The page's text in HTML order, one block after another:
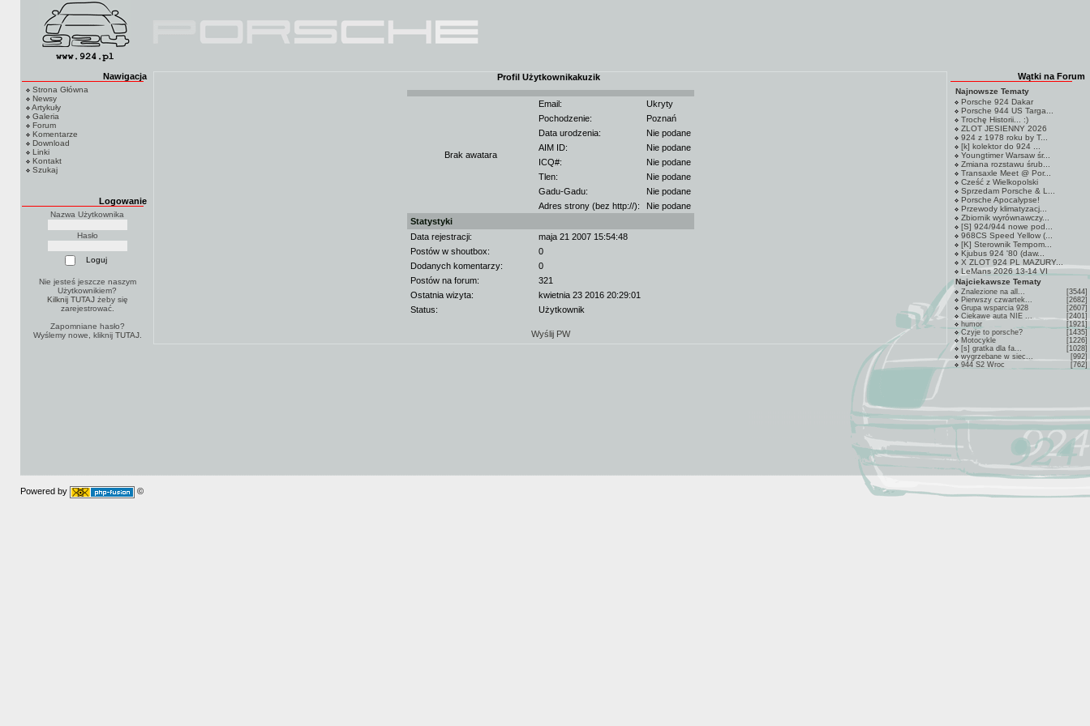
Nawigacja
Strona Główna
Newsy
Artykuły
Galeria
Forum
Komentarze
Download
Linki
Kontakt
Szukaj
Logowanie
Nazwa Użytkownika
Hasło
Nie jesteś jeszcze naszym
Użytkownikiem?
Kilknij TUTAJżeby się
zarejestrować.
Zapomniane hasło?
Wyślemy nowe, kliknij TUTAJ.
Profil Użytkownikakuzik
Brak awatara
Email:
Ukryty
Pochodzenie:
Poznań
Data urodzenia:
Nie podane
AIM ID:
Nie podane
ICQ#:
Nie podane
Tlen:
Nie podane
Gadu-Gadu:
Nie podane
Adres strony (bez http://):
Nie podane
Statystyki
Data rejestracji:
maja 21 2007 15:54:48
Postów w shoutbox:
0
Dodanych komentarzy:
0
Postów na forum:
321
Ostatnia wizyta:
kwietnia 23 2016 20:29:01
Status:
Użytkownik
Wyślij PW
Wątki na Forum
Najnowsze Tematy
Porsche 924 Dakar
Porsche 944 US Targa...
Trochę Historii... :)
ZLOT JESIENNY 2026
924 z 1978 roku by T...
[k] kolektor do 924 ...
Youngtimer Warsaw śr...
Zmiana rozstawu śrub...
Transaxle Meet @ Por...
Cześć z Wielkopolski
Sprzedam Porsche & L...
Porsche Apocalypse!
Przewody klimatyzacj...
Zbiornik wyrównawczy...
[S] 924/944 nowe pod...
968CS Speed Yellow (...
[K] Sterownik Tempom...
Kjubus 924 '80 (daw...
X ZLOT 924 PL MAZURY...
LeMans 2026 13-14 VI
Najciekawsze Tematy
Znalezione na all...
[3544]
Pierwszy czwartek...
[2682]
Grupa wsparcia 928
[2607]
Ciekawe auta NIE ...
[2401]
humor
[1921]
Czyje to porsche?
[1435]
Motocykle
[1226]
[s] gratka dla fa...
[1028]
wygrzebane w siec...
[992]
944 S2 Wroc
[762]
Powered by ©